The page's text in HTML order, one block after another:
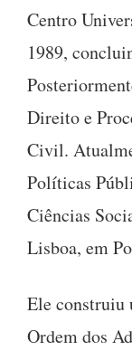
Centro
1989,
Direito e
Civil.
Políticas
Ciências
Lisboa, em
Ele construiu
Ordem dos